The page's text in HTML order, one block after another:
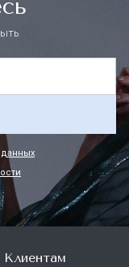
данных
Клиентам